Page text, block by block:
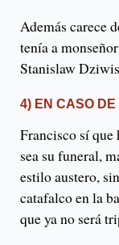
Además carece
tenía a
Stanislaw
4) EN CASO DE
Francisco sí que
sea su funeral,
estilo austero,
catafalco en la
que ya no será